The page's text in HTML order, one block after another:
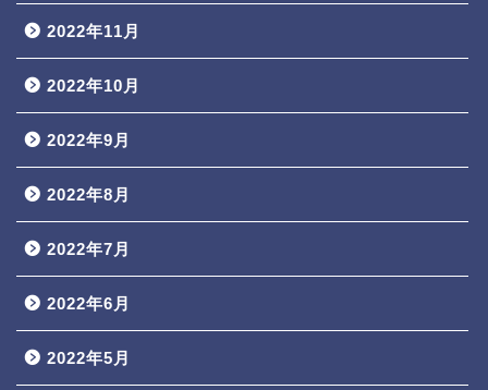
2022年11月
2022年10月
2022年9月
2022年8月
2022年7月
2022年6月
2022年5月